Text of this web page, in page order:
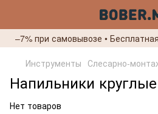
–7% при самовывозе •
Инструменты Слесарно-
Напильники круглые
Нет товаров